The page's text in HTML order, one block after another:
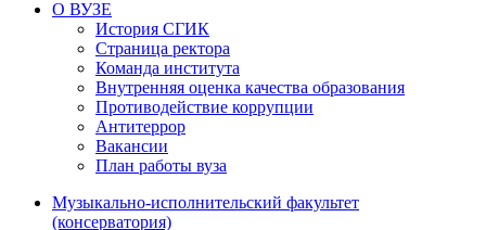
О ВУЗЕ
История СГИК
Страница ректора
Команда института
Внутренняя оценка качества образования
Противодействие коррупции
Антитеррор
Вакансии
План работы вуза
Музыкально-исполнительский факультет
(консерватория)